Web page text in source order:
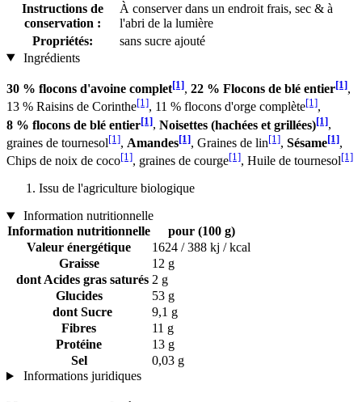
Instructions de
conservation :
À conserver dans un endroit frais, sec & à
l'abri de la lumière
Propriétés:
sans sucre ajouté
Ingrédients
30 % flocons d'avoine complet[1], 22 % Flocons de blé entier[1],
13 % Raisins de Corinthe[1], 11 % flocons d'orge complète[1],
8 % flocons de blé entier[1], Noisettes (hachées et grillées)[1],
graines de tournesol[1], Amandes[1], Graines de lin[1], Sésame[1],
Chips de noix de coco[1], graines de courge[1], Huile de tournesol[1]
Issu de l'agriculture biologique
Information nutritionnelle
Information nutritionnelle
pour (100 g)
Valeur énergétique
1624 / 388 kj / kcal
Graisse
12 g
dont Acides gras saturés 2 g
Glucides
53 g
dont Sucre
9,1 g
Fibres
11 g
Protéine
13 g
Sel
0,03 g
Informations juridiques